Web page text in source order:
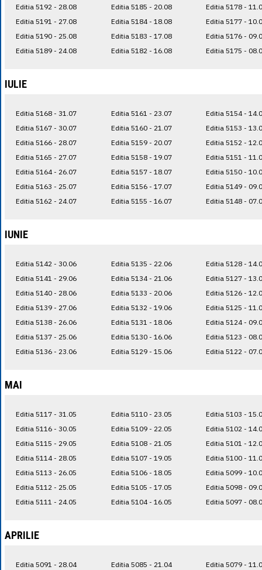
Editia 5192 - 28.08
Editia 5191 - 27.08
Editia 5190 - 25.08
Editia 5189 - 24.08
Editia 5185 - 20.08
Editia 5184 - 18.08
Editia 5183 - 17.08
Editia 5182 - 16.08
Editia 5178 -
Editia 5177 -
Editia 5176 -
Editia 5175 -
IULIE
Editia 5168 - 31.07
Editia 5167 - 30.07
Editia 5166 - 28.07
Editia 5165 - 27.07
Editia 5164 - 26.07
Editia 5163 - 25.07
Editia 5162 - 24.07
Editia 5161 - 23.07
Editia 5160 - 21.07
Editia 5159 - 20.07
Editia 5158 - 19.07
Editia 5157 - 18.07
Editia 5156 - 17.07
Editia 5155 - 16.07
Editia 5154 -
Editia 5153 -
Editia 5152 -
Editia 5151 -
Editia 5150 -
Editia 5149 -
Editia 5148 -
IUNIE
Editia 5142 - 30.06
Editia 5141 - 29.06
Editia 5140 - 28.06
Editia 5139 - 27.06
Editia 5138 - 26.06
Editia 5137 - 25.06
Editia 5136 - 23.06
Editia 5135 - 22.06
Editia 5134 - 21.06
Editia 5133 - 20.06
Editia 5132 - 19.06
Editia 5131 - 18.06
Editia 5130 - 16.06
Editia 5129 - 15.06
Editia 5128 -
Editia 5127 -
Editia 5126 -
Editia 5125 -
Editia 5124 -
Editia 5123 -
Editia 5122 -
MAI
Editia 5117 - 31.05
Editia 5116 - 30.05
Editia 5115 - 29.05
Editia 5114 - 28.05
Editia 5113 - 26.05
Editia 5112 - 25.05
Editia 5111 - 24.05
Editia 5110 - 23.05
Editia 5109 - 22.05
Editia 5108 - 21.05
Editia 5107 - 19.05
Editia 5106 - 18.05
Editia 5105 - 17.05
Editia 5104 - 16.05
Editia 5103 -
Editia 5102 -
Editia 5101 -
Editia 5100 -
Editia 5099 -
Editia 5098 -
Editia 5097 -
APRILIE
Editia 5091 - 28.04 Editia 5085 - 21.04 Editia 5079 -